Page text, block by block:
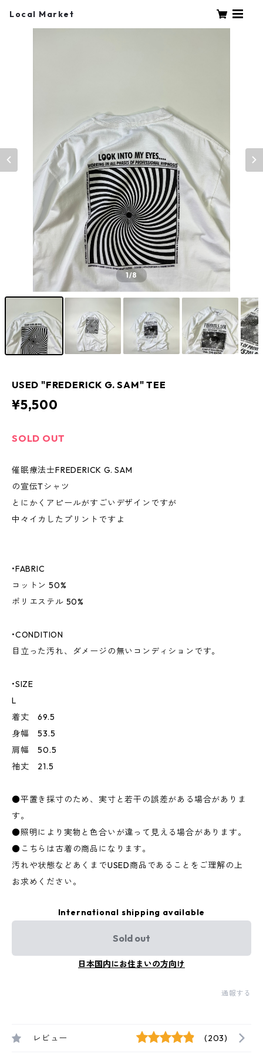
Local Market
1/8
USED "FREDERICK G. SAM" TEE
¥5,500
SOLD OUT
催眠療法士FREDERICK G. SAM
の宣伝Tシャツ
とにかくアピールがすごいデザインですが
中々イカしたプリントですよ
•FABRIC
コットン 50%
ポリエステル 50%
•CONDITION
目立った汚れ、ダメージの無いコンディションです。
•SIZE
L
着丈 69.5
身幅 53.5
肩幅 50.5
袖丈 21.5
●平置き採寸のため、実寸と若干の誤差がある場合がありま
す。
●照明により実物と色合いが違って見える場合があります。
●こちらは古着の商品になります。
汚れや状態などあくまでUSED商品であることをご理解の上
お求めください。
International shipping available
Sold out
日本国内にお住まいの方向け
通報する
レビュー (203)